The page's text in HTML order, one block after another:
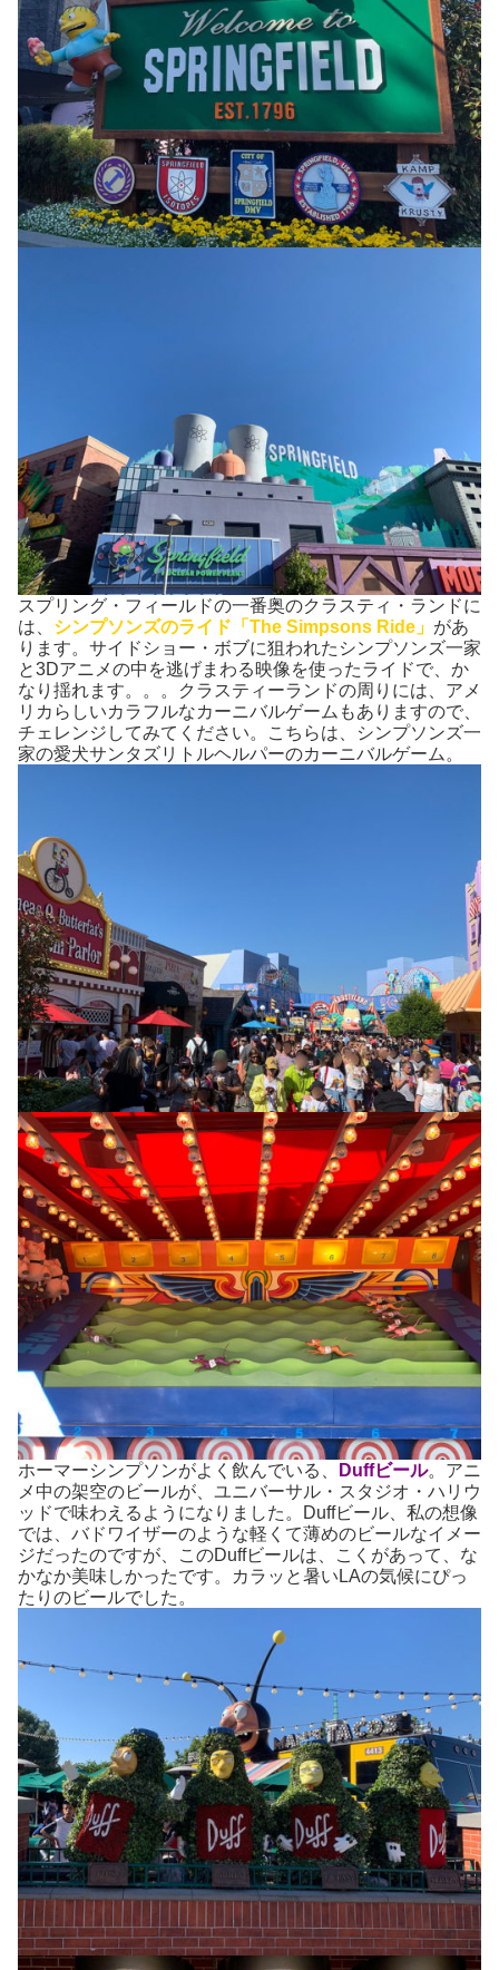
スプリング・フィールドの一番奥のクラスティ・ランドに
は、 シンプソンズのライド「The Simpsons Ride」 があ
ります。サイドショー・ボブに狙われたシンプソンズ一家
と3Dアニメの中を逃げまわる映像を使ったライドで、か
なり揺れます。。。クラスティーランドの周りには、アメ
リカらしいカラフルなカーニバルゲームもありますので、
チェレンジしてみてください。こちらは、シンプソンズ一
家の愛犬サンタズリトルヘルパーのカーニバルゲーム。
ホーマーシンプソンがよく飲んでいる、 Duffビール。アニ
メ中の架空のビールが、ユニバーサル・スタジオ・ハリウ
ッドで味わえるようになりました。Duffビール、私の想像
では、バドワイザーのような軽くて薄めのビールなイメー
ジだったのですが、このDuffビールは、こくがあって、な
かなか美味しかったです。カラッと暑いLAの気候にぴっ
たりのビールでした。